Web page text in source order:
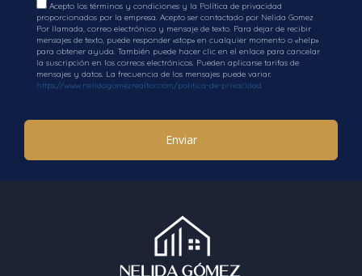
Acepto los términos y condiciones y la Política de privacidad
proporcionados por la empresa. Acepto ser contactado por Nelida Gomez
Por llamada, correo electrónico y mensaje de texto. Para dejar de recibir
mensajes de texto, puede responder «stop» en cualquier momento o «help»
para obtener ayuda. También puede hacer clic en el enlace para cancelar
la suscripción en los correos electrónicos. Pueden aplicarse tarifas de
mensajes y datos. La frecuencia de los mensajes puede variar.
https://www.nelidagomezrealtor.com/politica-de-privacidad
Enviar